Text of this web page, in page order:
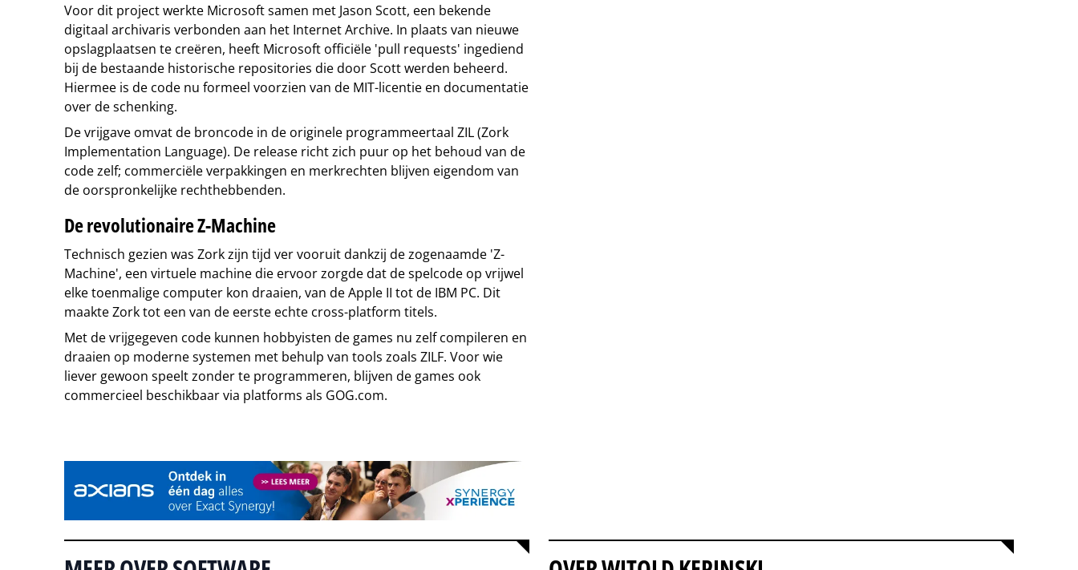
Voor dit project werkte Microsoft samen met Jason Scott, een bekende
digitaal archivaris verbonden aan het Internet Archive. In plaats van nieuwe
opslagplaatsen te creëren, heeft Microsoft officiële 'pull requests' ingediend
bij de bestaande historische repositories die door Scott werden beheerd.
Hiermee is de code nu formeel voorzien van de MIT-licentie en documentatie
over de schenking.
De vrijgave omvat de broncode in de originele programmeertaal ZIL (Zork
Implementation Language). De release richt zich puur op het behoud van de
code zelf; commerciële verpakkingen en merkrechten blijven eigendom van
de oorspronkelijke rechthebbenden.
De revolutionaire Z-Machine
Technisch gezien was Zork zijn tijd ver vooruit dankzij de zogenaamde 'Z-
Machine', een virtuele machine die ervoor zorgde dat de spelcode op vrijwel
elke toenmalige computer kon draaien, van de Apple II tot de IBM PC. Dit
maakte Zork tot een van de eerste echte cross-platform titels.
Met de vrijgegeven code kunnen hobbyisten de games nu zelf compileren en
draaien op moderne systemen met behulp van tools zoals ZILF. Voor wie
liever gewoon speelt zonder te programmeren, blijven de games ook
commercieel beschikbaar via platforms als GOG.com.